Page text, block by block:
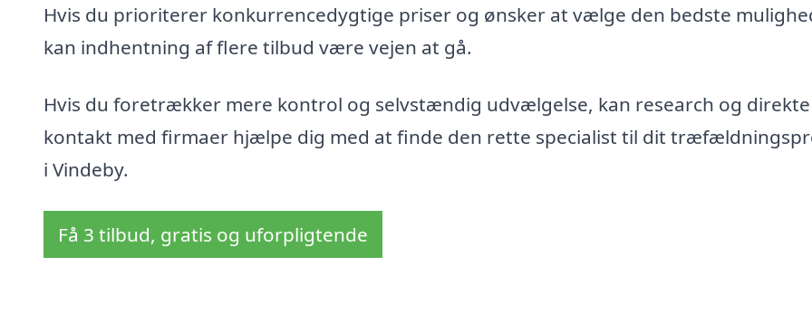
Hvis du prioriterer konkurrencedygtige priser og ønsker at vælge den bedste
kan indhentning af flere tilbud være vejen at gå.
Hvis du foretrækker mere kontrol og selvstændig udvælgelse, kan research og direkte
kontakt med firmaer hjælpe dig med at finde den rette specialist til dit
i Vindeby.
Få 3 tilbud, gratis og uforpligtende